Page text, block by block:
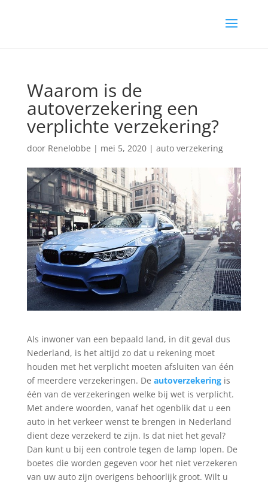
Waarom is de
autoverzekering een
verplichte verzekering?
door Renelobbe | mei 5, 2020| auto verzekering
Als inwoner van een bepaald land, in dit geval dus
Nederland, is het altijd zo dat u rekening moet
houden met het verplicht moeten afsluiten van één
of meerdere verzekeringen. De autoverzekeringis
één van de verzekeringen welke bij wet is verplicht.
Met andere woorden, vanaf het ogenblik dat u een
auto in het verkeer wenst te brengen in Nederland
dient deze verzekerd te zijn. Is dat niet het geval?
Dan kunt u bij een controle tegen de lamp lopen. De
boetes die worden gegeven voor het niet verzekeren
van uw auto zijn overigens behoorlijk groot. Wilt u